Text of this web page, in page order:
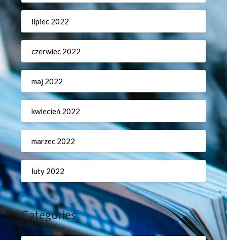
lipiec 2022
czerwiec 2022
maj 2022
kwiecień 2022
marzec 2022
luty 2022
Categories